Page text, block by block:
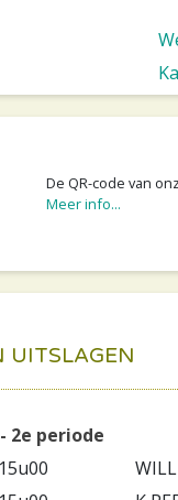
De QR-code van
Meer info...
UITSLAGEN
2e periode
15u00